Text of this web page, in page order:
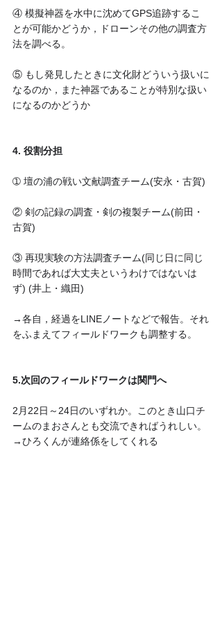
④ 模擬神器を水中に沈めてGPS追跡するこ
とが可能かどうか，ドローンその他の調査方
法を調べる。
⑤ もし発見したときに文化財どういう扱いに
なるのか，また神器であることが特別な扱い
になるのかどうか
4. 役割分担
➀ 壇の浦の戦い文献調査チーム(安永・古賀)
② 剣の記録の調査・剣の複製チーム(前田・
古賀)
③ 再現実験の方法調査チーム(同じ日に同じ
時間であれば大丈夫というわけではないは
ず) (井上・織田)
→各自，経過をLINEノートなどで報告。それ
をふまえてフィールドワークも調整する。
5.次回のフィールドワークは関門へ
2月22日～24日のいずれか。このとき山口チ
ームのまおさんとも交流できればうれしい。
→ひろくんが連絡係をしてくれる